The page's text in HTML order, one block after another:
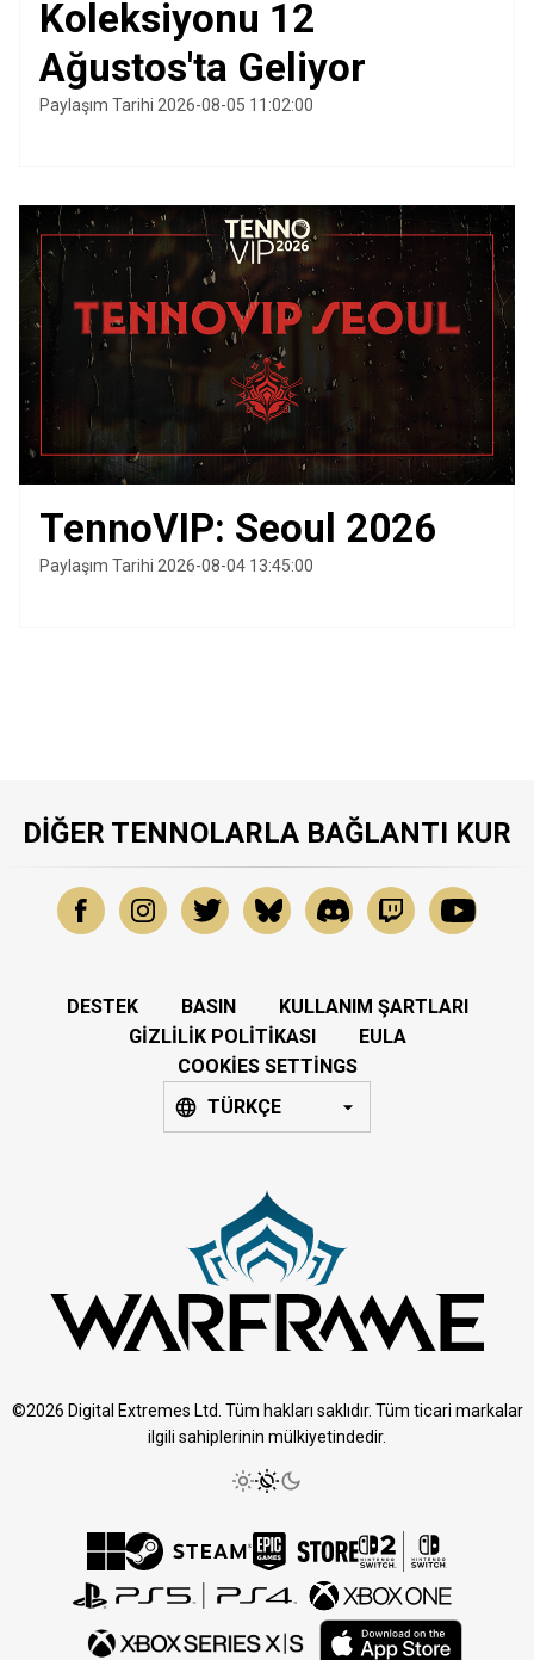
Koleksiyonu 12
Ağustos'ta Geliyor
Paylaşım Tarihi 2026-08-05 11:02:00
TennoVIP: Seoul 2026
Paylaşım Tarihi 2026-08-04 13:45:00
DIĞER TENNOLARLA BAĞLANTI KUR
DESTEK BASIN
KULLANIM ŞARTLARI
GIZLILIK POLITIKASI
EULA
COOKIES SETTINGS
TÜRKÇE
©2026 Digital Extremes Ltd. Tüm hakları saklıdır. Tüm ticari markalar
ilgili sahiplerinin mülkiyetindedir.